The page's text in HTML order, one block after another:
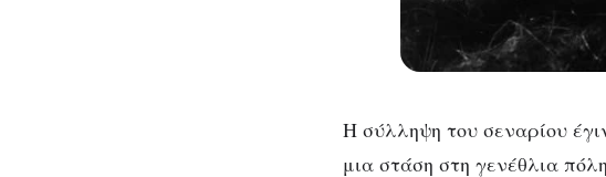
Η σύλληψη του σεναρίου
μια στάση στη γενέθλια